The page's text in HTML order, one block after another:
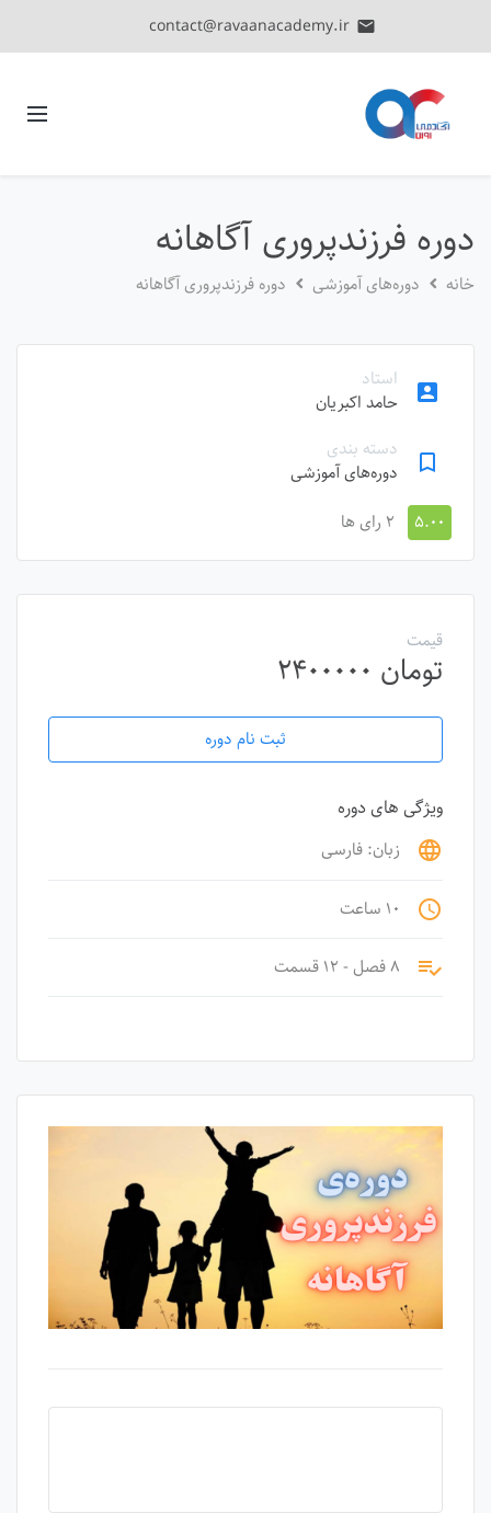
email
contact@ravaanacademy.ir
دوره فرزندپروری آگاهانه
خانه دوره‌های آموزشی دوره فرزندپروری آگاهانه
account_box
استاد
حامد اکبریان
bookmark_border
دسته بندی
دوره‌های آموزشی
۵.۰۰
۲ رای ها
قیمت
تومان
ثبت نام دوره
ویژگی های دوره
language زبان: فارسی
access_time ۱۰ ساعت
playlist_add_check ۸ فصل - ۱۲ قسمت